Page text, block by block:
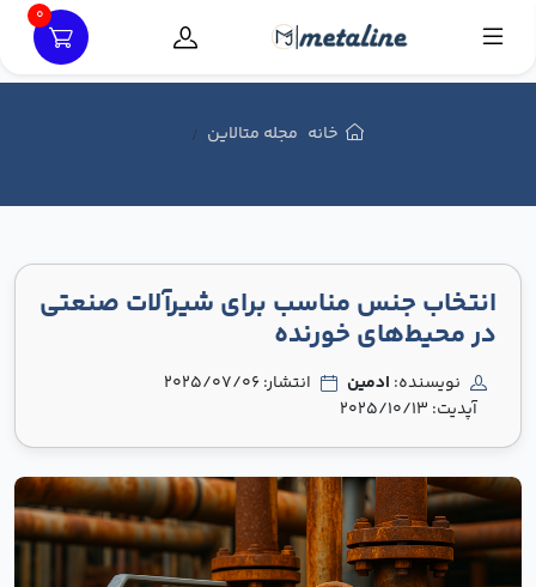
0
خانه مجله متالاین
انتخاب جنس مناسب برای شیرآلات صنعتی
در محیط‌های خورنده
نویسنده: ادمین
انتشار: 2025/07/06
آپدیت: 2025/10/13